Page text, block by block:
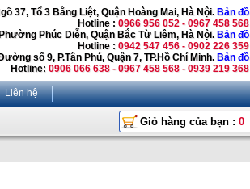
37, Tổ 3 Bằng Liệt, Quận Hoàng Mai, Hà Nội. Bản đồ
Hotline : 0966 956 052 - 0967 458 568
Phúc Diễn, Quận Bắc Từ Liêm, Hà Nội. Bản đồ
Hotline : 0942 547 456 - 0902 226 359
số 9, P.Tân Phú, Quận 7, TP.Hồ Chí Minh. Bản đồ
Hotline: 0906 066 638 - 0967 458 568 - 0939 219 368
Liên hệ
Giỏ hàng của bạn : 0